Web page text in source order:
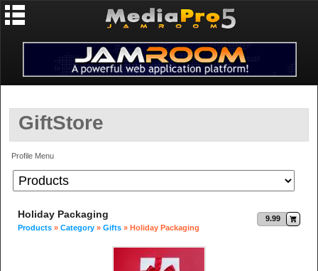
GiftStore
Profile Menu
9.99
Holiday Packaging
Products » Category » Gifts » Holiday Packaging